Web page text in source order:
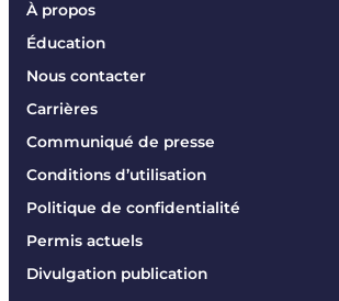
À propos
Éducation
Nous contacter
Carrières
Communiqué de presse
Conditions d’utilisation
Politique de confidentialité
Permis actuels
Divulgation publication